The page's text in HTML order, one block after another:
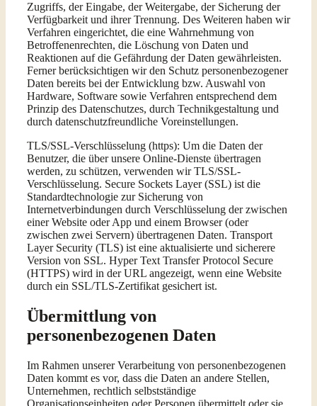
Zugriffs, der Eingabe, der Weitergabe, der Sicherung der
Verfügbarkeit und ihrer Trennung. Des Weiteren haben wir
Verfahren eingerichtet, die eine Wahrnehmung von
Betroffenenrechten, die Löschung von Daten und
Reaktionen auf die Gefährdung der Daten gewährleisten.
Ferner berücksichtigen wir den Schutz personenbezogener
Daten bereits bei der Entwicklung bzw. Auswahl von
Hardware, Software sowie Verfahren entsprechend dem
Prinzip des Datenschutzes, durch Technikgestaltung und
durch datenschutzfreundliche Voreinstellungen.
TLS/SSL-Verschlüsselung (https): Um die Daten der
Benutzer, die über unsere Online-Dienste übertragen
werden, zu schützen, verwenden wir TLS/SSL-
Verschlüsselung. Secure Sockets Layer (SSL) ist die
Standardtechnologie zur Sicherung von
Internetverbindungen durch Verschlüsselung der zwischen
einer Website oder App und einem Browser (oder
zwischen zwei Servern) übertragenen Daten. Transport
Layer Security (TLS) ist eine aktualisierte und sicherere
Version von SSL. Hyper Text Transfer Protocol Secure
(HTTPS) wird in der URL angezeigt, wenn eine Website
durch ein SSL/TLS-Zertifikat gesichert ist.
Übermittlung von
personenbezogenen Daten
Im Rahmen unserer Verarbeitung von personenbezogenen
Daten kommt es vor, dass die Daten an andere Stellen,
Unternehmen, rechtlich selbstständige
Organisationseinheiten oder Personen übermittelt oder sie